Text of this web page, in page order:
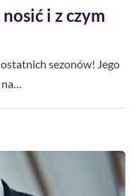
i z czym
sezonów! Jego
na…